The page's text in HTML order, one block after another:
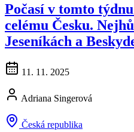
Počasí v tomto
celému Česku.
Jeseníkách a
11. 11. 2025
Adriana Singerová
Česká republika